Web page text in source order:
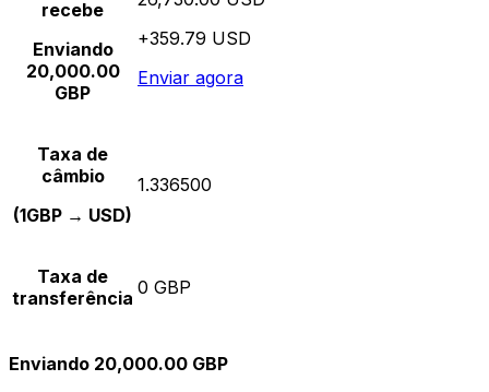
recebe
Enviando
20,000.00
GBP
+359.79 USD
Enviar agora
Taxa de
câmbio
(1GBP → USD)
1.336500
Taxa de
transferência 0 GBP
Enviando 20,000.00 GBP